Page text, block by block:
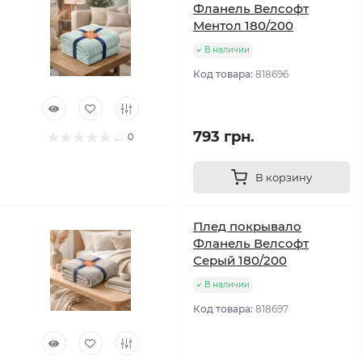
0
Фланель Велсофт
Ментол 180/200
В наличии
Код товара: 818696
793 грн.
В корзину
Плед покрывало
Фланель Велсофт
Серый 180/200
В наличии
Код товара: 818697